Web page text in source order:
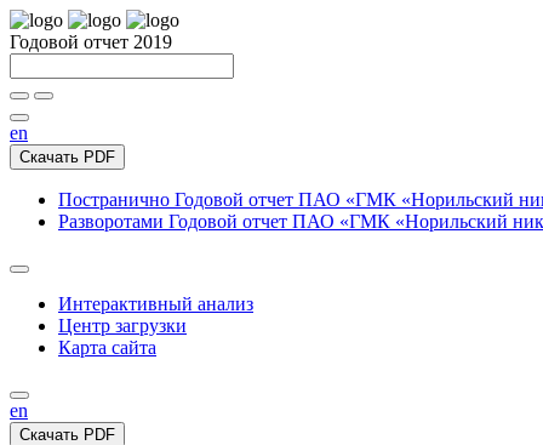
Годовой отчет 2019
en
Скачать PDF
Постранично Годовой отчет ПАО «ГМК «Норильский
Разворотами Годовой отчет ПАО «ГМК «Норильский
Интерактивный анализ
Центр загрузки
Карта сайта
en
Скачать PDF